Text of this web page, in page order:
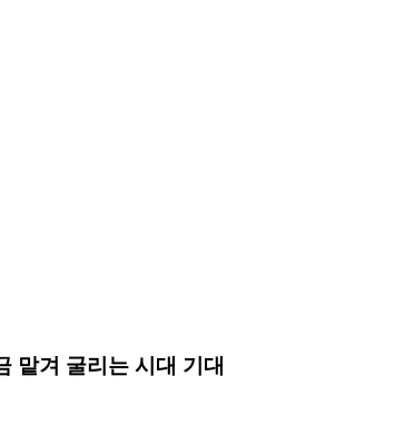
맡겨 굴리는 시대 기대